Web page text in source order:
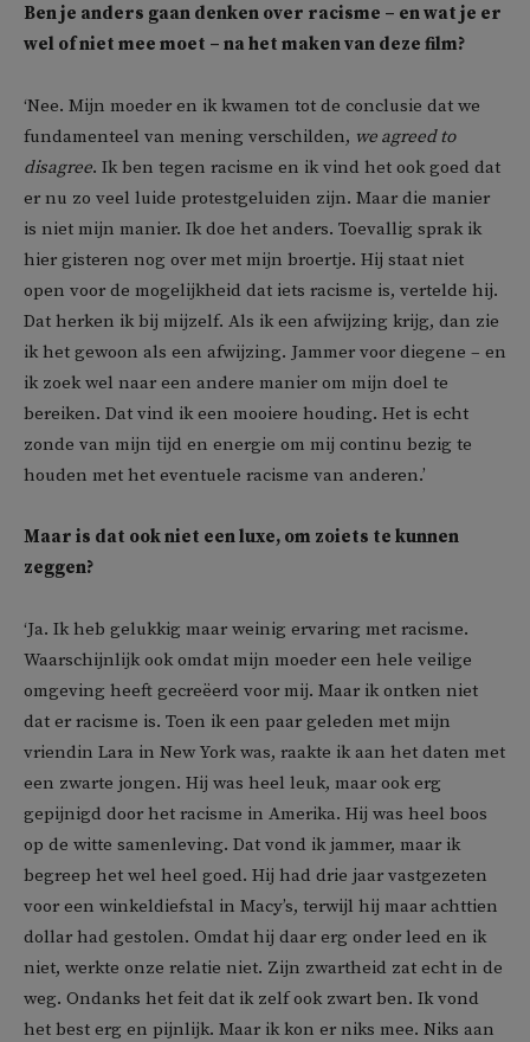
Ben je anders gaan denken over racisme – en wat je er
wel of niet mee moet – na het maken van deze film?
‘Nee. Mijn moeder en ik kwamen tot de conclusie dat we
fundamenteel van mening verschilden, we agreed to
disagree. Ik ben tegen racisme en ik vind het ook goed dat
er nu zo veel luide protestgeluiden zijn. Maar die manier
is niet mijn manier. Ik doe het anders. Toevallig sprak ik
hier gisteren nog over met mijn broertje. Hij staat niet
open voor de mogelijkheid dat iets racisme is, vertelde hij.
Dat herken ik bij mijzelf. Als ik een afwijzing krijg, dan zie
ik het gewoon als een afwijzing. Jammer voor diegene – en
ik zoek wel naar een andere manier om mijn doel te
bereiken. Dat vind ik een mooiere houding. Het is echt
zonde van mijn tijd en energie om mij continu bezig te
houden met het eventuele racisme van anderen.’
Maar is dat ook niet een luxe, om zoiets te kunnen
zeggen?
‘Ja. Ik heb gelukkig maar weinig ervaring met racisme.
Waarschijnlijk ook omdat mijn moeder een hele veilige
omgeving heeft gecreëerd voor mij. Maar ik ontken niet
dat er racisme is. Toen ik een paar geleden met mijn
vriendin Lara in New York was, raakte ik aan het daten met
een zwarte jongen. Hij was heel leuk, maar ook erg
gepijnigd door het racisme in Amerika. Hij was heel boos
op de witte samenleving. Dat vond ik jammer, maar ik
begreep het wel heel goed. Hij had drie jaar vastgezeten
voor een winkeldiefstal in Macy’s, terwijl hij maar achttien
dollar had gestolen. Omdat hij daar erg onder leed en ik
niet, werkte onze relatie niet. Zijn zwartheid zat echt in de
weg. Ondanks het feit dat ik zelf ook zwart ben. Ik vond
het best erg en pijnlijk. Maar ik kon er niks mee. Niks aan